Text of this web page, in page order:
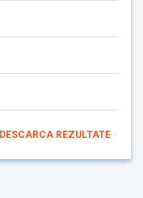
DESCARCA REZULTATE